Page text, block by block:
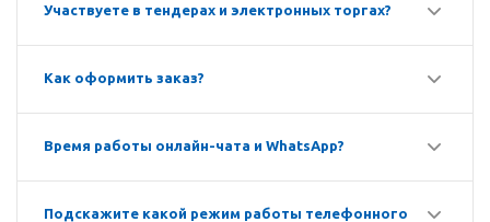
Участвуете в тендерах и электронных торгах?
Как оформить заказ?
Время работы онлайн-чата и WhatsApp?
Подскажите какой режим работы телефонного